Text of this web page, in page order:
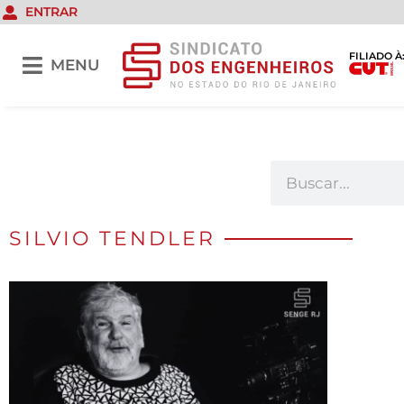
ENTRAR
MENU
FILIADO À:
SILVIO TENDLER